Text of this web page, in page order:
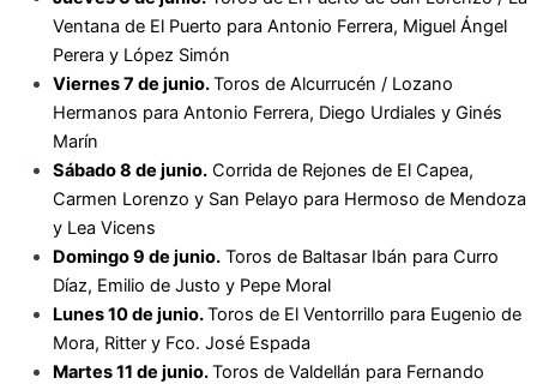
Ventana de El Puerto para Antonio Ferrera, Miguel Ángel
Perera y López Simón
Viernes 7 de junio.Toros de Alcurrucén / Lozano
Hermanos para Antonio Ferrera, Diego Urdiales y Ginés
Marín
Sábado 8 de junio.Corrida de Rejones de El Capea,
Carmen Lorenzo y San Pelayo para Hermoso de Mendoza
y Lea Vicens
Domingo 9 de junio.Toros de Baltasar Ibán para Curro
Díaz, Emilio de Justo y Pepe Moral
Lunes 10 de junio.Toros de El Ventorrillo para Eugenio de
Mora, Ritter y Fco. José Espada
Martes 11 de junio.Toros de Valdellán para Fernando